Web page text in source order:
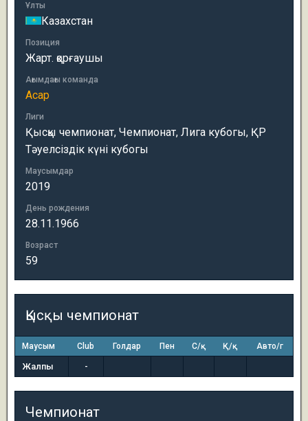
Ұлты
Казахстан
Позиция
Жарт. қорғаушы
Ағымдағы команда
Асар
Лиги
Қысқы чемпионат, Чемпионат, Лига кубогы, ҚР
Тәуелсіздік күні кубогы
Маусымдар
2019
День рождения
28.11.1966
Возраст
59
Қысқы чемпионат
Маусым Club Голдар Пен С/қ Қ/қ Авто/г
Жалпы -
Чемпионат